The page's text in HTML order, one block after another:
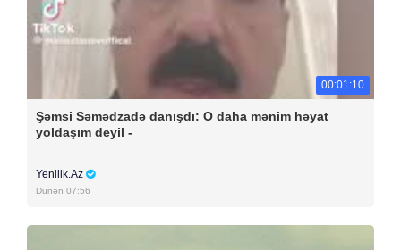
00:01:10
Şəmsi Səmədzadə danışdı: O daha mənim həyat
yoldaşım deyil -
Yenilik.Az
Dünən 07:56